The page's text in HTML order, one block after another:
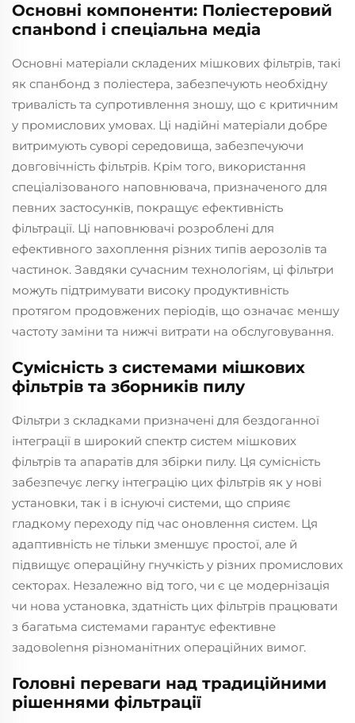
Основні компоненти: Поліестеровий
спанbond і спеціальна медіа
Основні матеріали складених мішкових фільтрів, такі
як спанбонд з поліестера, забезпечують необхідну
тривалість та супротивлення зношу, що є критичним
у промислових умовах. Ці надійні матеріали добре
витримують суворі середовища, забезпечуючи
довговічність фільтрів. Крім того, використання
спеціалізованого наповнювача, призначеного для
певних застосунків, покращує ефективність
фільтрації. Ці наповнювачі розроблені для
ефективного захоплення різних типів аерозолів та
частинок. Завдяки сучасним технологіям, ці фільтри
можуть підтримувати високу продуктивність
протягом продовжених періодів, що означає меншу
частоту заміни та нижчі витрати на обслуговування.
Сумісність з системами мішкових
фільтрів та зборників пилу
Фільтри з складками призначені для бездоганної
інтеграції в широкий спектр систем мішкових
фільтрів та апаратів для збірки пилу. Ця сумісність
забезпечує легку інтеграцію цих фільтрів як у нові
установки, так і в існуючі системи, що сприяє
гладкому переходу під час оновлення систем. Ця
адаптивність не тільки зменшує простої, але й
підвищує операційну гнучкість у різних промислових
секторах. Незалежно від того, чи є це модернізація
чи нова установка, здатність цих фільтрів працювати
з багатьма системами гарантує ефективне
задовolenня різноманітних операційних вимог.
Головні переваги над традиційними
рішеннями фільтрації